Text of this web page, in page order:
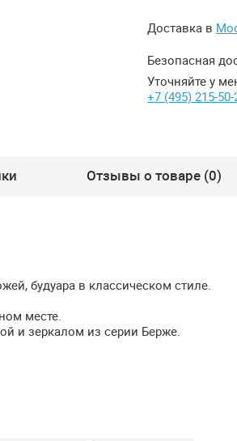
Доставка в
Безопасная
Уточняйте у
+7 (495) 215-50-
Отзывы о товаре (0)
будуара в классическом стиле.
месте.
и зеркалом из серии Берже.